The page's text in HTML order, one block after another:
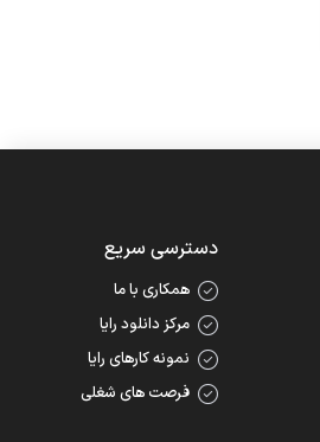
دسترسی سریع
همکاری با ما
مرکز دانلود رایا
نمونه کارهای رایا
فرصت های شغلی